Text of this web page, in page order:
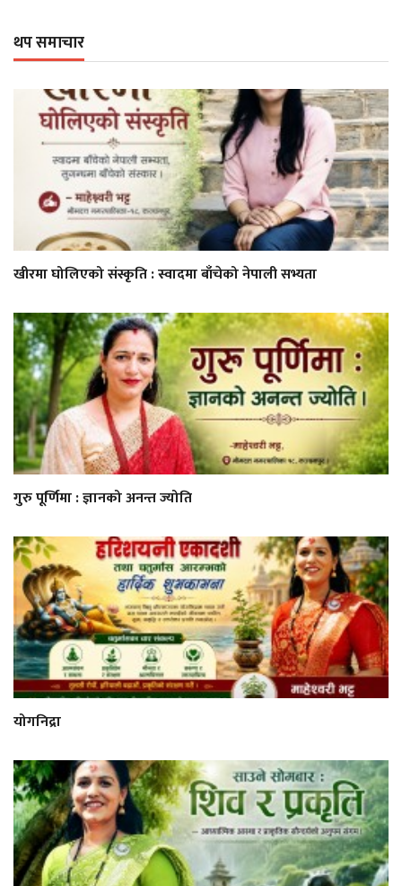
थप समाचार
खीरमा घोलिएको संस्कृति : स्वादमा बाँचेको नेपाली सभ्यता
गुरु पूर्णिमा : ज्ञानको अनन्त ज्योति
योगनिद्रा